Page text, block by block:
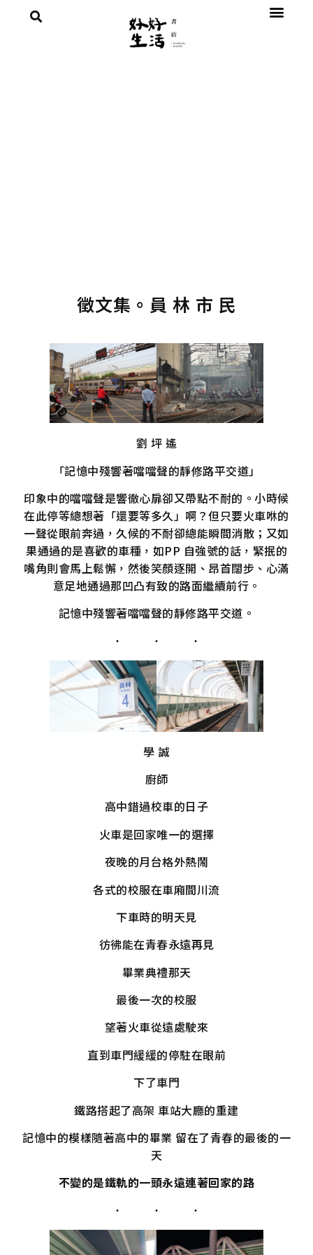
徵文集。員 林 市 民
劉 坪 遙
「記憶中殘響著噹噹聲的靜修路平交道」
印象中的噹噹聲是響徹心扉卻又帶點不耐的。小時候
在此停等總想著「還要等多久」啊？但只要火車咻的
一聲從眼前奔過，久候的不耐卻總能瞬間消散；又如
果通過的是喜歡的車種，如PP 自強號的話，緊抿的
嘴角則會馬上鬆懈，然後笑顏逐開、昂首闊步、心滿
意足地通過那凹凸有致的路面繼續前行。
記憶中殘響著噹噹聲的靜修路平交道。
學 誠
廚師
高中錯過校車的日子
火車是回家唯一的選擇
夜晚的月台格外熱鬧
各式的校服在車廂間川流
下車時的明天見
彷彿能在青春永遠再見
畢業典禮那天
最後一次的校服
望著火車從遠處駛來
直到車門緩緩的停駐在眼前
下了車門
鐵路搭起了高架 車站大廳的重建
記憶中的模樣隨著高中的畢業 留在了青春的最後的一
天
不變的是鐵軌的一頭永遠連著回家的路